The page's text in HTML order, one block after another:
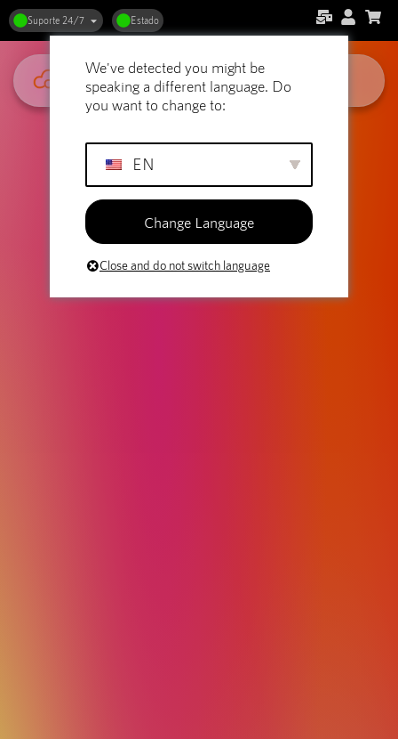
Suporte 24/7 Estado
Como o alojamento influencia a
We've detected you might be
speaking a different language. Do
you want to change to:
EN
Change Language
Close and do not switch language